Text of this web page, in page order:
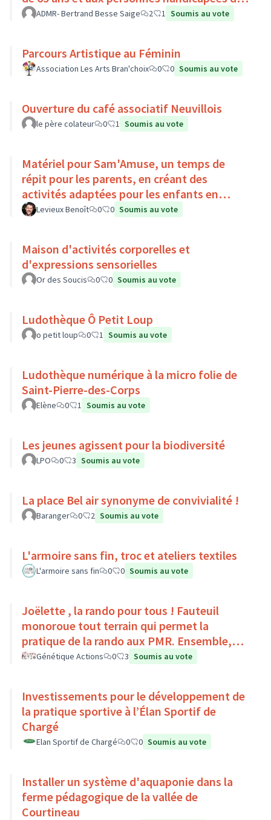
Pays Loire-Touraine.
ADMR- Bertrand Besse Saige 2 1 Soumis au vote
Parcours Artistique au Féminin
Association Les Arts Bran'choix 0 0 Soumis au vote
Ouverture du café associatif Neuvillois
le père colateur 0 1 Soumis au vote
Matériel pour Sam'Amuse, un temps de
répit pour les parents, en créant des
activités adaptées pour les enfants en
situation de handicap
Levieux Benoît 0 0 Soumis au vote
Maison d'activités corporelles et
d'expressions sensorielles
Or des Soucis 0 0 Soumis au vote
Ludothèque Ô Petit Loup
o petit loup 0 1 Soumis au vote
Ludothèque numérique à la micro folie de
Saint-Pierre-des-Corps
Elène 0 1 Soumis au vote
Les jeunes agissent pour la biodiversité
LPO 0 3 Soumis au vote
La place Bel air synonyme de convivialité !
Baranger 0 2 Soumis au vote
L'armoire sans fin, troc et ateliers textiles
L'armoire sans fin 0 0 Soumis au vote
Joëlette , la rando pour tous ! Fauteuil
monoroue tout terrain qui permet la
pratique de la rando aux PMR. Ensemble,
faisons du sport :)
Génétique Actions 0 3 Soumis au vote
Investissements pour le développement de
la pratique sportive à l’Élan Sportif de
Chargé
Elan Sportif de Chargé 0 0 Soumis au vote
Installer un système d'aquaponie dans la
ferme pédagogique de la vallée de
Courtineau